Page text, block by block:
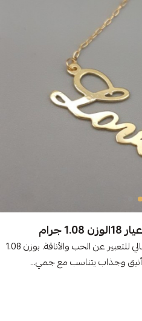
جرام
تعليقة ذهب عيار 18 هي الخيار المثالي للتعبير عن الحب والأناقة. بوزن 1.08
أنيق وجذاب يتناسب مع جمي...